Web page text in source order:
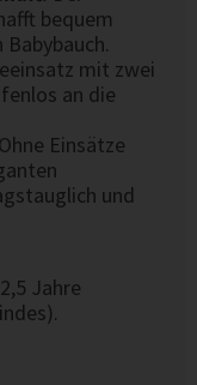
bequem
mit zwei
an die
Ohne Einsätze
und
Jahre